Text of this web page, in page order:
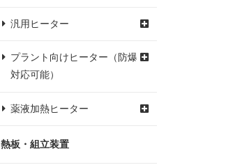
汎用ヒーター
プラント向けヒーター（防爆
対応可能）
薬液加熱ヒーター
熱板・組立装置